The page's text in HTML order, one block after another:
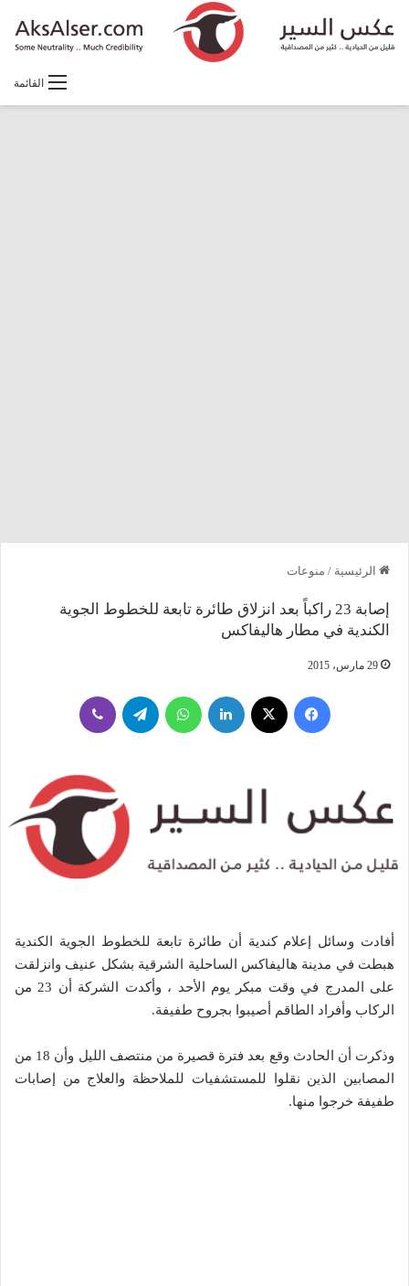
القائمة
الرئيسية / منوعات
إصابة 23 راكباً بعد انزلاق طائرة تابعة للخطوط الجوية
الكندية في مطار هاليفاكس
29 مارس، 2015
فيسبوك لينكدإن واتساب تيلقرام
أفادت وسائل إعلام كندية أن طائرة تابعة للخطوط الجوية الكندية
هبطت في مدينة هاليفاكس الساحلية الشرقية بشكل عنيف وانزلقت
على المدرج في وقت مبكر يوم الأحد ، وأكدت الشركة أن 23 من
الركاب وأفراد الطاقم أصيبوا بجروح طفيفة.
وذكرت أن الحادث وقع بعد فترة قصيرة من منتصف الليل وأن 18 من
المصابين الذين نقلوا للمستشفيات للملاحظة والعلاج من إصابات
طفيفة خرجوا منها.